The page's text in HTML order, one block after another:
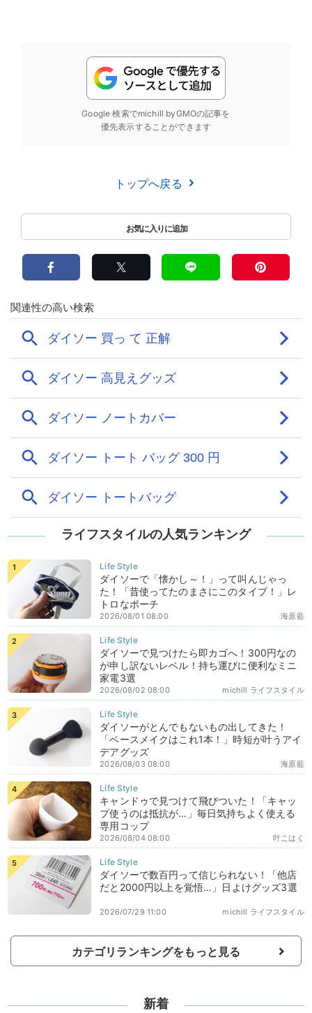
Google 検索でmichill byGMOの記事を
優先表示することができます
トップへ戻る
ライフスタイルの人気ランキング
ダイソーで「懐かし～！」って叫んじゃっ
た！「昔使ってたのまさにこのタイプ！」レ
トロなポーチ
海原藍
2026/08/01 08:00
ダイソーで見つけたら即カゴへ！300円なの
が申し訳ないレベル！持ち運びに便利なミニ
家電3選
michill ライフスタイル
2026/08/02 08:00
ダイソーがとんでもないもの出してきた！
「ベースメイクはこれ1本！」時短が叶うアイ
デアグッズ
海原藍
2026/08/03 08:00
キャンドゥで見つけて飛びついた！「キャッ
プ使うのは抵抗が…」毎日気持ちよく使える
専用コップ
叶こはく
2026/08/04 08:00
ダイソーで数百円って信じられない！「他店
だと2000円以上を覚悟…」日よけグッズ3選
michill ライフスタイル
2026/07/29 11:00
カテゴリランキングをもっと見る
新着